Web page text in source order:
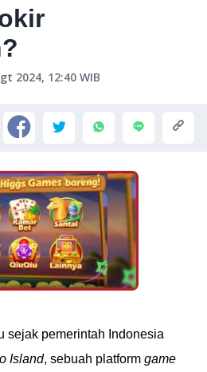
2024, 12:40 WIB
sejak pemerintah Indonesia
Island, sebuah platform game